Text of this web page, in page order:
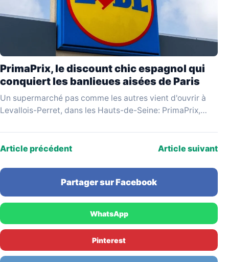
PrimaPrix, le discount chic espagnol qui
conquiert les banlieues aisées de Paris
Un supermarché pas comme les autres vient d'ouvrir à
Levallois-Perret, dans les Hauts-de-Seine: PrimaPrix,
chic», attire une…
Article précédent Article suivant
Partager sur Facebook
WhatsApp
Pinterest